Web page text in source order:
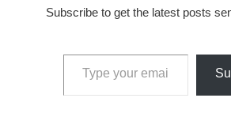
Subscribe to get the latest posts
Type your email…